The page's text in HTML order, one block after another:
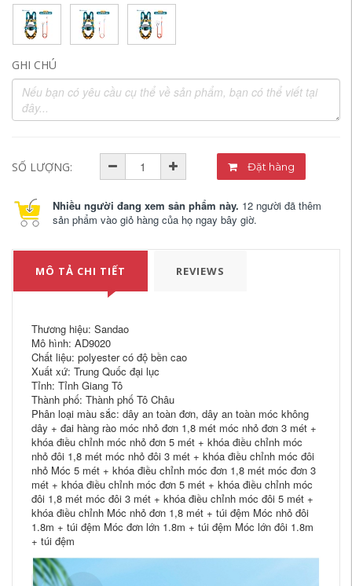
GHI CHÚ
SỐ LƯỢNG: Đặt hàng
Nhiều người đang xem sản phẩm này. 12 người đã thêm
sản phẩm vào giỏ hàng của họ ngay bây giờ.
MÔ TẢ CHI TIẾT REVIEWS
Thương hiệu: Sandao
Mô hình: AD9020
Chất liệu: polyester có độ bền cao
Xuất xứ: Trung Quốc đại lục
Tỉnh: Tỉnh Giang Tô
Thành phố: Thành phố Tô Châu
Phân loại màu sắc: dây an toàn đơn, dây an toàn móc không
dây + đai hàng rào móc nhỏ đơn 1,8 mét móc nhỏ đơn 3 mét +
khóa điều chỉnh móc nhỏ đơn 5 mét + khóa điều chỉnh móc
nhỏ đôi 1,8 mét móc nhỏ đôi 3 mét + khóa điều chỉnh móc đôi
nhỏ Móc 5 mét + khóa điều chỉnh móc đơn 1,8 mét móc đơn 3
mét + khóa điều chỉnh móc đơn 5 mét + khóa điều chỉnh móc
đôi 1,8 mét móc đôi 3 mét + khóa điều chỉnh móc đôi 5 mét +
khóa điều chỉnh Móc nhỏ đơn 1,8 mét + túi đệm Móc nhỏ đôi
1.8m + túi đệm Móc đơn lớn 1.8m + túi đệm Móc lớn đôi 1.8m
+ túi đệm